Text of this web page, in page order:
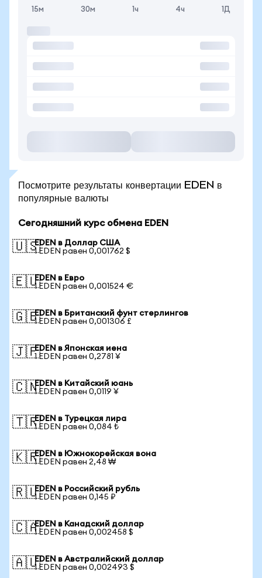
15м 30м 1ч 4ч 1Д
Посмотрите результаты конвертации EDEN в
популярные валюты
Сегодняшний курс обмена EDEN
🇺🇸EDEN в Доллар США
1 EDEN равен 0,001762 $
🇪🇺EDEN в Евро
1 EDEN равен 0,001524 €
🇬🇧EDEN в Британский фунт стерлингов
1 EDEN равен 0,001306 £
🇯🇵EDEN в Японская иена
1 EDEN равен 0,2781 ¥
🇨🇳EDEN в Китайский юань
1 EDEN равен 0,0119 ¥
🇹🇷EDEN в Турецкая лира
1 EDEN равен 0,084 ₺
🇰🇷EDEN в Южнокорейская вона
1 EDEN равен 2,48 ₩
🇷🇺EDEN в Российский рубль
1 EDEN равен 0,145 ₽
🇨🇦EDEN в Канадский доллар
1 EDEN равен 0,002458 $
🇦🇺EDEN в Австралийский доллар
1 EDEN равен 0,002493 $